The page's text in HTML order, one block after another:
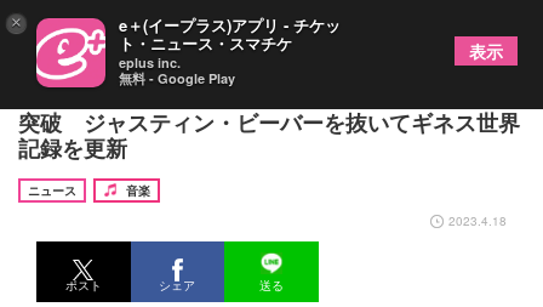
BLACKPINK、YouTube累積再生回数が300億回を
突破 ジャスティン・ビーバーを抜いてギネス世界
記録を更新
ニュース
音楽
2023.4.18
ポスト シェア 送る
× e＋(イープラス)アプリ - チケッ
ト・ニュース・スマチケ
eplus inc.
無料 - Google Play
表示